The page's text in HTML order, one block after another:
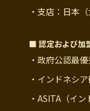
・支店：日本
■ 認定および加
・政府公認最
・インドネシ
・ASITA（イ